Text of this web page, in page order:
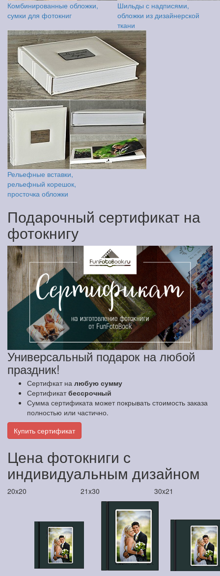
Комбинированные обложки,
сумки для фотокниг
Шильды с надписями,
обложки из дизайнерской
ткани
Рельефные вставки,
рельефный корешок,
просточка обложки
Подарочный сертификат на
фотокнигу
Универсальный подарок на любой
праздник!
Сертифкат на любую сумму
Сертификатбессрочный
Сумма сертификата может покрывать стоимость заказа
полностью или частично.
Купить сертификат
Цена фотокниги с
индивидуальным дизайном
20x20 21x30 30x21